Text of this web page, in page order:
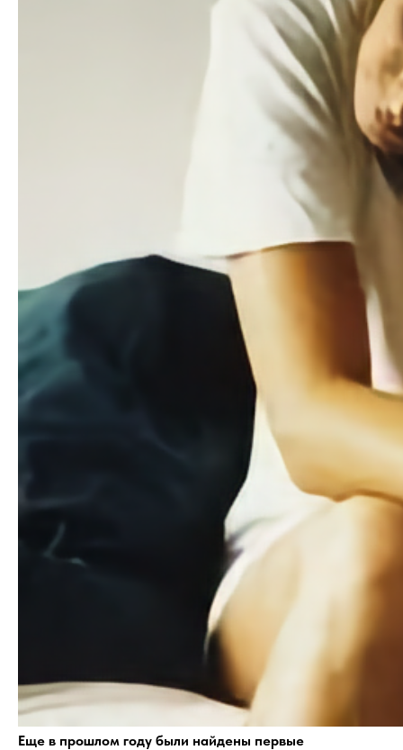
Еще в прошлом году были найдены первые